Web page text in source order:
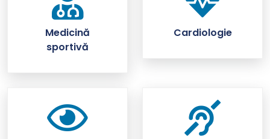
Medicină
sportivă
Cardiologie